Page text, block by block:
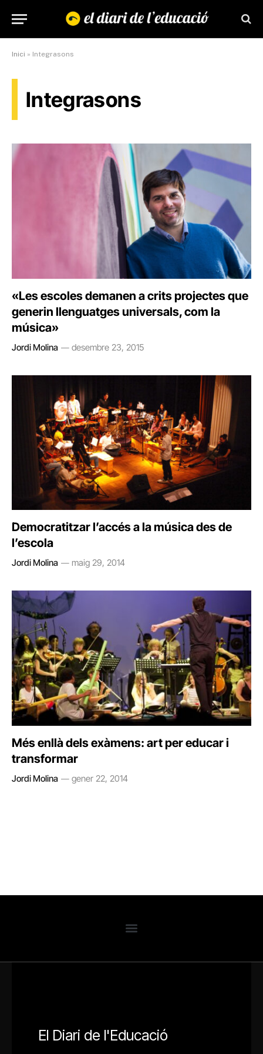
Inici » Integrasons
Integrasons
«Les escoles demanen a crits projectes que
generin llenguatges universals, com la
música»
Jordi Molina desembre 23, 2015
Democratitzar l’accés a la música des de
l’escola
Jordi Molina maig 29, 2014
Més enllà dels exàmens: art per educar i
transformar
Jordi Molina gener 22, 2014